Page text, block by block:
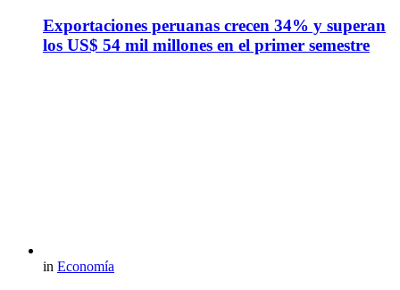
Exportaciones peruanas crecen 34% y superan
los US$ 54 mil millones en el primer semestre
in Economía